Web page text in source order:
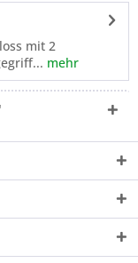
mit 2
mehr